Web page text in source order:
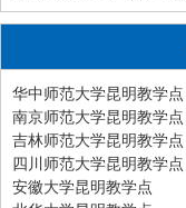
华中师范大学昆明教学点
南京师范大学昆明教学点
吉林师范大学昆明教学点
四川师范大学昆明教学点
安徽大学昆明教学点